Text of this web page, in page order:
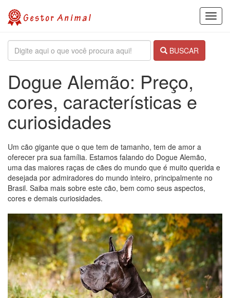
BUSCAR
Dogue Alemão: Preço,
cores, características e
curiosidades
Um cão gigante que o que tem de tamanho, tem de amor a
oferecer pra sua família. Estamos falando do Dogue Alemão,
uma das maiores raças de cães do mundo que é muito querida e
desejada por admiradores do mundo inteiro, principalmente no
Brasil. Saiba mais sobre este cão, bem como seus aspectos,
cores e demais curiosidades.